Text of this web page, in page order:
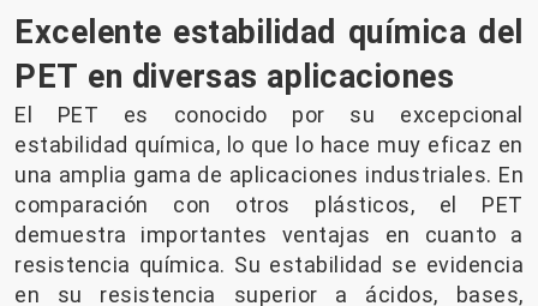
Excelente estabilidad química del
PET en diversas aplicaciones
El PET es conocido por su excepcional
estabilidad química, lo que lo hace muy eficaz en
una amplia gama de aplicaciones industriales. En
comparación con otros plásticos, el PET
demuestra importantes ventajas en cuanto a
resistencia química. Su estabilidad se evidencia
en su resistencia superior a ácidos, bases,